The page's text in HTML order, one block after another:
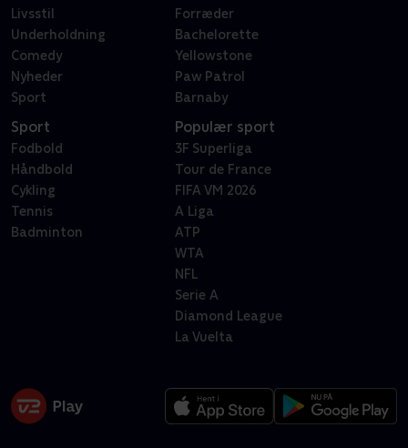
Livsstil
Underholdning
Comedy
Nyheder
Sport
Forræder
Bachelorette
Yellowstone
Paw Patrol
Barnaby
Sport
Fodbold
Håndbold
Cykling
Tennis
Badminton
Populær sport
3F Superliga
Tour de France
FIFA VM 2026
A Liga
ATP
WTA
NFL
Serie A
Diamond League
La Vuelta